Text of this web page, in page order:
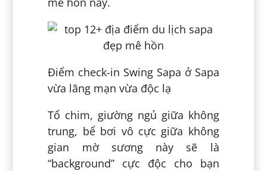
Điểm check-in Swing Sapa ở Sapa
vừa lãng mạn vừa độc lạ
Tổ chim, giường ngủ giữa không
trung, bể bơi vô cực giữa không
gian mờ sương này sẽ là
“background” cực độc cho bạn